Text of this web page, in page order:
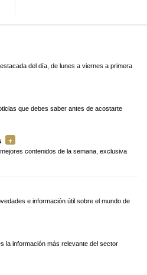
del día, de lunes a viernes a primera
que debes saber antes de acostarte
contenidos de la semana, exclusiva
e información útil sobre el mundo de
la información más relevante del sector